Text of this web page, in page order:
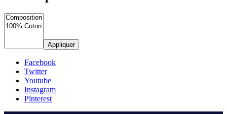
Appliquer
Facebook
Twitter
Youtube
Instagram
Pinterest